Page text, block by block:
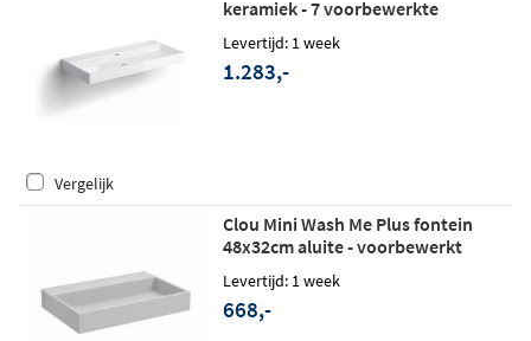
keramiek - 7 voorbewerkte
kraangaten - glans wit
Levertijd: 1 week
1.283,-
Vergelijk
Clou Mini Wash Me Plus fontein
48x32cm aluite - voorbewerkt
kraangat - mat wit
Levertijd: 1 week
668,-